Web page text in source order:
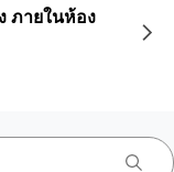
ภายในห้อง